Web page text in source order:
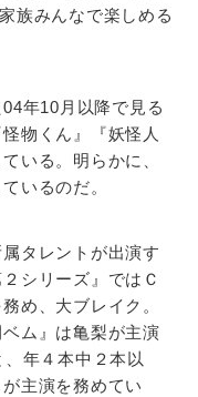
族みんなで楽しめる
年10月以降で見る
物くん』『妖怪人
いる。明らかに、
いるのだ。
タレントが出演す
シリーズ』ではＣ
め、大ブレイク。
ム』は亀梨が主演
年４本中２本以
主演を務めてい